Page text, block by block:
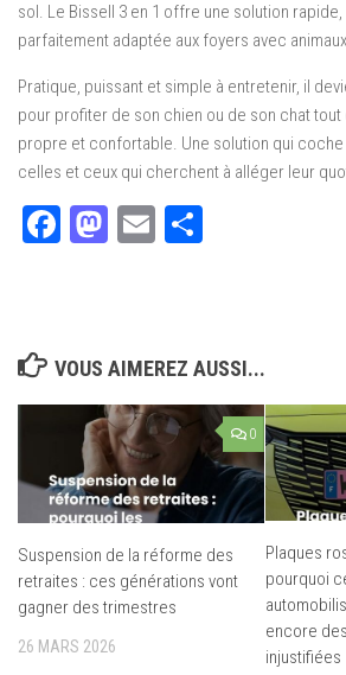
sol. Le Bissell 3 en 1 offre une solution
parfaitement adaptée aux foyers avec
Pratique, puissant et simple à entretenir, il
pour profiter de son chien ou de son chat
propre et confortable. Une solution qui
celles et ceux qui cherchent à alléger leur
Facebook
Mastodon
Email
VOUS AIMEREZ AUSSI...
0
Suspension de la réforme des
retraites : ces générations vont
gagner des trimestres
26 MARS 2026
Plaques
pourquoi
encore
injustifiées